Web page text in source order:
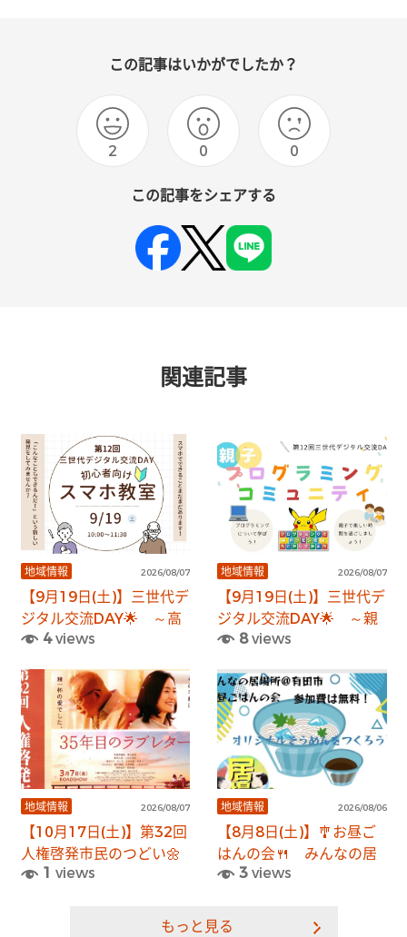
この記事はいかがでしたか？
2 0 0
この記事をシェアする
関連記事
地域情報 2026/08/07
【9月19日(土)】三世代デ
ジタル交流DAY🌟 ～高
齢者の方向けスマホ教室
4 views
地域情報 2026/08/07
【9月19日(土)】三世代デ
ジタル交流DAY🌟 ～親
子向けプログラミングコ
8views
地域情報 2026/08/07
【10月17日(土)】第32回
人権啓発市民のつどい🌼
1 views
地域情報 2026/08/06
【8月8日(土)】🎐お昼ご
はんの会🍴＿みんなの居
場所
3views
もっと見る